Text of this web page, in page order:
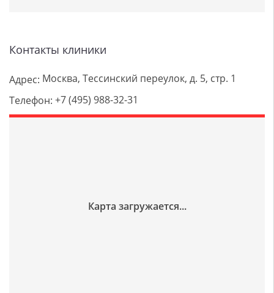
Контакты клиники
Адрес: Москва, Тессинский переулок, д. 5, стр. 1
Телефон: +7 (495) 988-32-31